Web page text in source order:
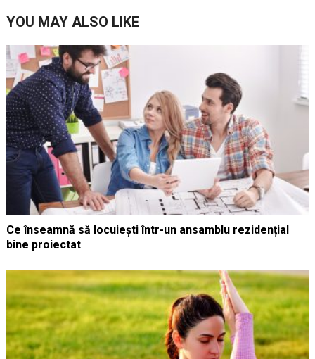
YOU MAY ALSO LIKE
Ce înseamnă să locuiești într-un ansamblu rezidențial
bine proiectat